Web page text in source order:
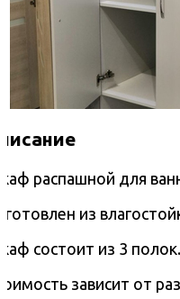
распашной для
из
состоит из 3 полок.
зависит от